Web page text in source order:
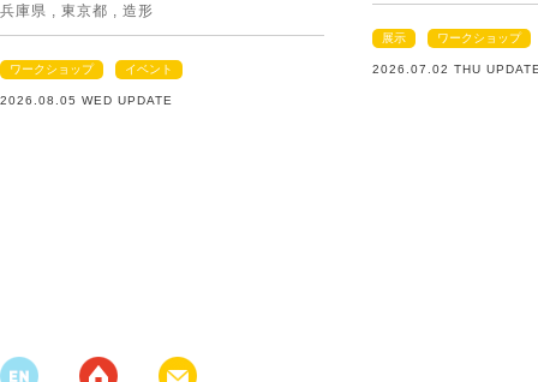
兵庫県 , 東京都 , 造形
ワークショップ イベント
2026.08.05 WED UPDATE
展示 ワークショップ
2026.07.02 THU